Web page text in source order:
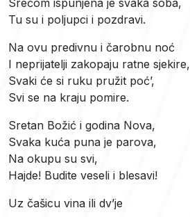
Tu su i poljupci i pozdravi.
Na ovu predivnu i čarobnu noć
I neprijatelji zakopaju ratne sjekire,
Svaki će si ruku pružit poć’,
Svi se na kraju pomire.
Sretan Božić i godina Nova,
Svaka kuća puna je parova,
Na okupu su svi,
Hajde! Budite veseli i blesavi!
Uz čašicu vina ili dv’je